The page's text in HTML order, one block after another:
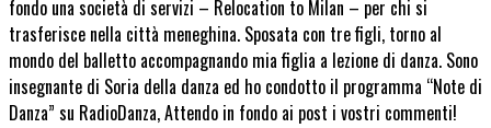
fondo una società di servizi – Relocation to Milan – per chi si
trasferisce nella città meneghina. Sposata con tre figli, torno al
mondo del balletto accompagnando mia figlia a lezione di danza. Sono
insegnante di Soria della danza ed ho condotto il programma “Note di
Danza” su RadioDanza, Attendo in fondo ai post i vostri commenti!